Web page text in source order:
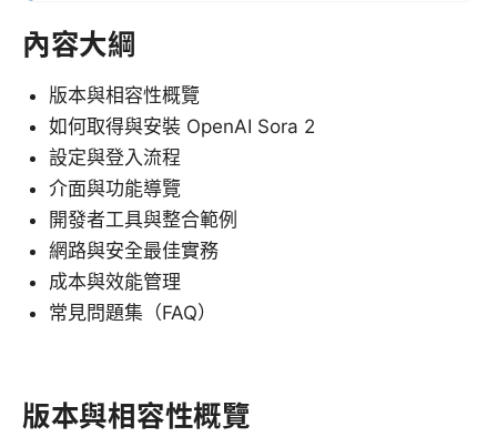
內容大綱
版本與相容性概覽
如何取得與安裝 OpenAI Sora 2
設定與登入流程
介面與功能導覽
開發者工具與整合範例
網路與安全最佳實務
成本與效能管理
常見問題集（FAQ）
版本與相容性概覽